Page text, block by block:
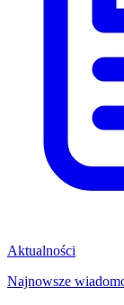
Aktualności
Najnowsze